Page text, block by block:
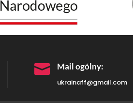
 Mail ogólny:
ukrainaff@gmail.com